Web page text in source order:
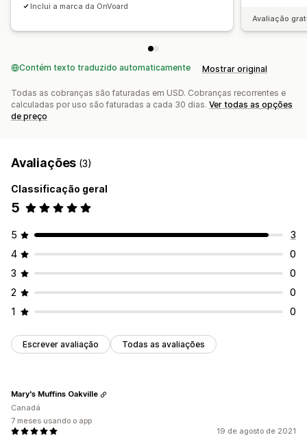
Inclui a marca da OnVoard
Avaliação
Contém texto traduzido automaticamente Mostrar original
Todas as cobranças são faturadas em USD. Cobranças recorrentes e
calculadas por uso são faturadas a cada 30 dias. Ver todas as opções
de preço
Avaliações (3)
Classificação geral
5
5
3
4
0
3
0
2
0
1
0
Escrever avaliação Todas as avaliações
19 de agosto de 2021
Mary's Muffins Oakville
Canadá
7 meses usando o app